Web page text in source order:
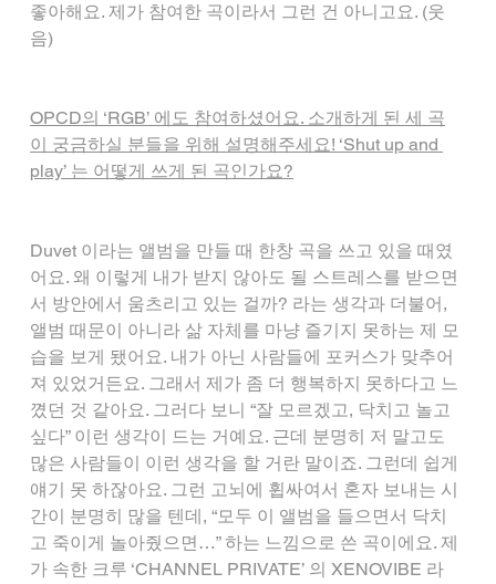
좋아해요. 제가 참여한 곡이라서 그런 건 아니고요. (웃
음)
OPCD의 ‘RGB’ 에도 참여하셨어요. 소개하게 된 세 곡
이 궁금하실 분들을 위해 설명해주세요! ‘Shut up and
play’ 는 어떻게 쓰게 된 곡인가요?
Duvet 이라는 앨범을 만들 때 한창 곡을 쓰고 있을 때였
어요. 왜 이렇게 내가 받지 않아도 될 스트레스를 받으면
서 방안에서 움츠리고 있는 걸까? 라는 생각과 더불어,
앨범 때문이 아니라 삶 자체를 마냥 즐기지 못하는 제 모
습을 보게 됐어요. 내가 아닌 사람들에 포커스가 맞추어
져 있었거든요. 그래서 제가 좀 더 행복하지 못하다고 느
꼈던 것 같아요. 그러다 보니 “잘 모르겠고, 닥치고 놀고
싶다” 이런 생각이 드는 거예요. 근데 분명히 저 말고도
많은 사람들이 이런 생각을 할 거란 말이죠. 그런데 쉽게
얘기 못 하잖아요. 그런 고뇌에 휩싸여서 혼자 보내는 시
간이 분명히 많을 텐데, “모두 이 앨범을 들으면서 닥치
고 죽이게 놀아줬으면…” 하는 느낌으로 쓴 곡이에요. 제
가 속한 크루 ‘CHANNEL PRIVATE’ 의 XENOVIBE 라